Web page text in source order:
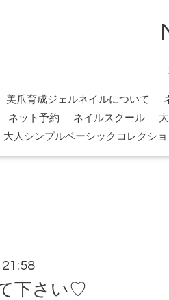
美爪育成ジェルネイルについて
ネット予約 ネイルスクール
大人シンプルベーシックコレクショ
下さい♡